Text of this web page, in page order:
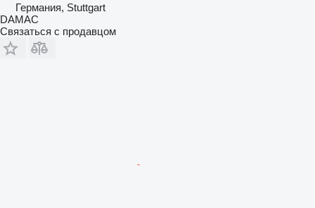
Германия, Stuttgart
DAMAC
Связаться с продавцом